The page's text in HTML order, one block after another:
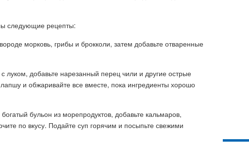
следующие рецепты:
морковь, грибы и брокколи, затем добавьте отваренные
луком, добавьте нарезанный перец чили и другие острые
и обжаривайте все вместе, пока ингредиенты хорошо
бульон из морепродуктов, добавьте кальмаров,
по вкусу. Подайте суп горячим и посыпьте свежими